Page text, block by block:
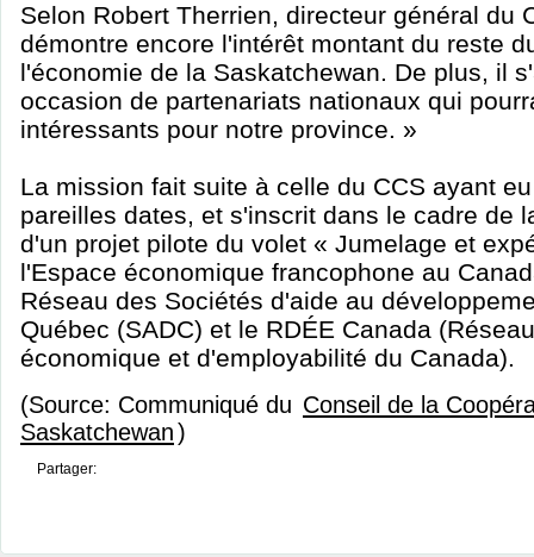
Selon Robert Therrien, directeur général du
démontre encore l'intérêt montant du reste
l'économie de la Saskatchewan. De plus, il
occasion de partenariats nationaux qui
intéressants pour notre province. »
La mission fait suite à celle du CCS ayant
pareilles dates, et s'inscrit dans le cadre de
d'un projet pilote du volet « Jumelage et
l'Espace économique francophone au
Réseau des Sociétés d'aide au
Québec (SADC) et le RDÉE Canada
économique et d'employabilité du Canada).
(Source: Communiqué du Conseil de la
Saskatchewan)
Partager: